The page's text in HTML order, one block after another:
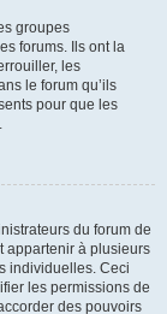
groupes
forums. Ils ont la
les
le forum qu’ils
pour que les
du forum de
appartenir à plusieurs
individuelles. Ceci
les permissions de
des pouvoirs